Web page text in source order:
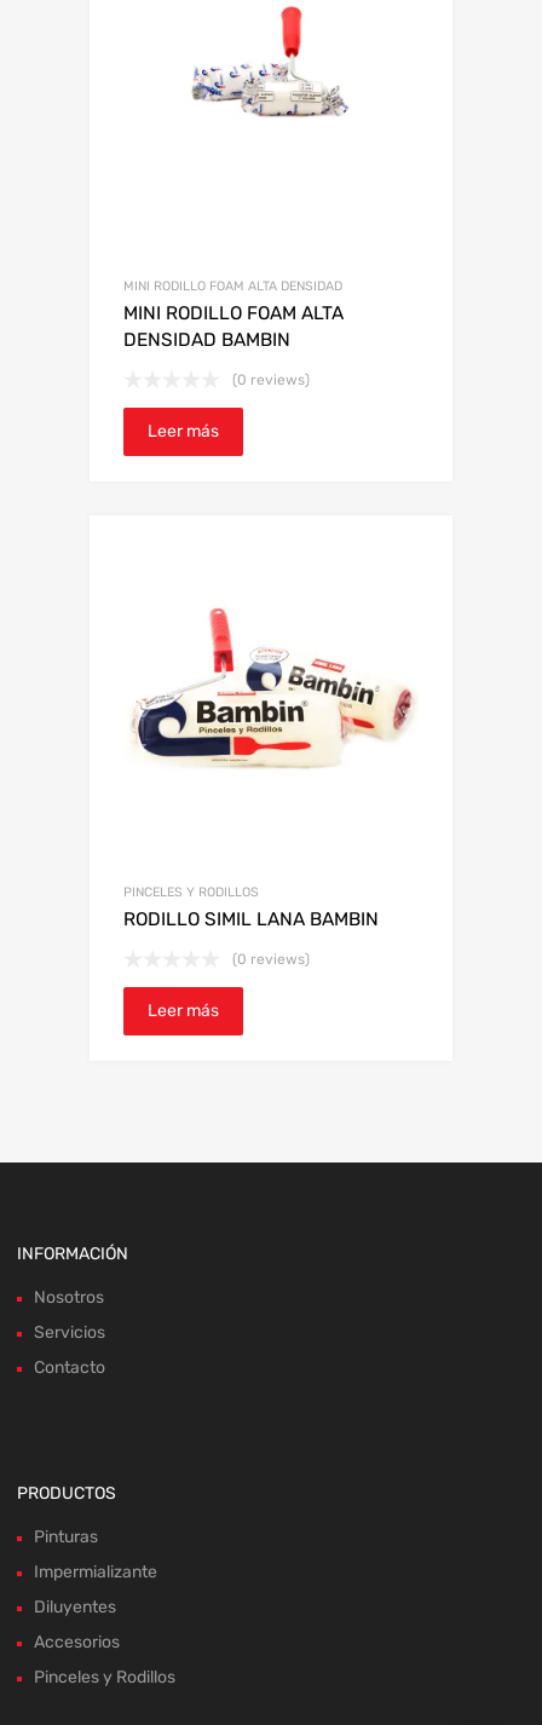
MINI RODILLO FOAM ALTA DENSIDAD
MINI RODILLO FOAM ALTA
DENSIDAD BAMBIN
(0 reviews)
Leer más
PINCELES Y RODILLOS
RODILLO SIMIL LANA BAMBIN
(0 reviews)
Leer más
INFORMACIÓN
Nosotros
Servicios
Contacto
PRODUCTOS
Pinturas
Impermializante
Diluyentes
Accesorios
Pinceles y Rodillos